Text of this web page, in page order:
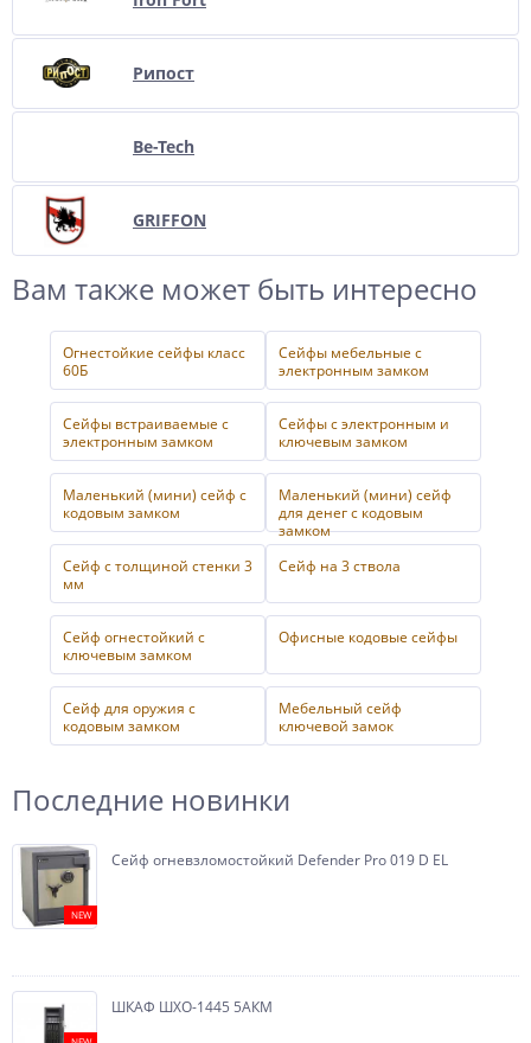
Рипост
Be-Tech
GRIFFON
Вам также может быть интересно
Огнестойкие сейфы класс
60Б
Сейфы мебельные с
электронным замком
Сейфы встраиваемые с
электронным замком
Сейфы с электронным и
ключевым замком
Маленький (мини) сейф с
кодовым замком
Маленький (мини) сейф
для денег с кодовым
замком
Сейф с толщиной стенки 3
мм
Сейф на 3 ствола
Сейф огнестойкий с
ключевым замком
Офисные кодовые сейфы
Сейф для оружия с
кодовым замком
Мебельный сейф
ключевой замок
Последние новинки
NEW
Сейф огневзломостойкий Defender Pro 019 D EL
ШКАФ ШХО-1445 5АКМ